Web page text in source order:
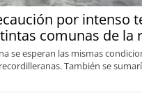
por intenso
comunas de la
se esperan las mismas
También se